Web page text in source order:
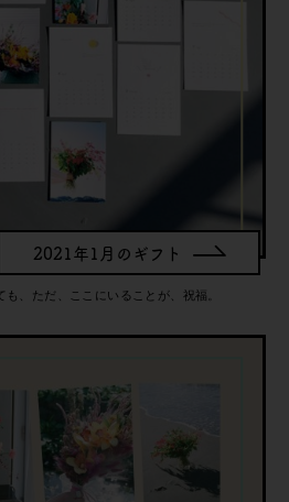
2021年1月のギフト
、ただ、ここにいることが、祝福。